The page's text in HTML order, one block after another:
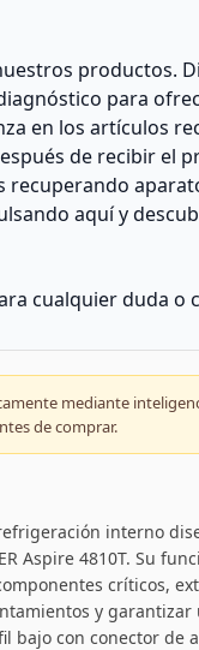
productos.
para
en los artículos
de recibir el
recuperando
aquí y
cualquier duda o
mediante
de comprar.
interno
Aspire 4810T. Su
críticos,
y
bajo con conector de